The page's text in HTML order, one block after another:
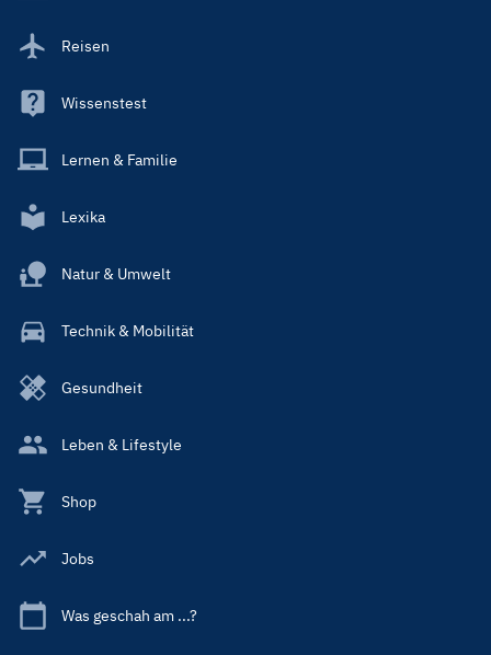
Reisen
Wissenstest
Lernen & Familie
Lexika
Natur & Umwelt
Technik & Mobilität
Gesundheit
Leben & Lifestyle
Shop
Jobs
Was geschah am ...?